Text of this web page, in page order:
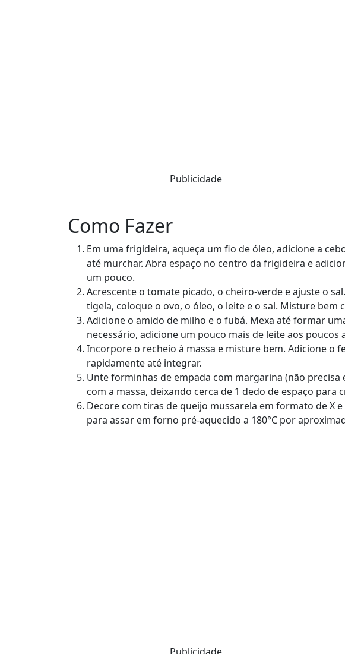
Publicidade
Como Fazer
Em uma frigideira, aqueça um fio de óleo, adicione a
até murchar. Abra espaço no centro da frigideira e
um pouco.
Acrescente o tomate picado, o cheiro-verde e ajuste o
tigela, coloque o ovo, o óleo, o leite e o sal. Misture bem
Adicione o amido de milho e o fubá. Mexa até formar
necessário, adicione um pouco mais de leite aos
Incorpore o recheio à massa e misture bem. Adicione o
rapidamente até integrar.
Unte forminhas de empada com margarina (não
com a massa, deixando cerca de 1 dedo de espaço para
Decore com tiras de queijo mussarela em formato de X
para assar em forno pré-aquecido a 180°C por